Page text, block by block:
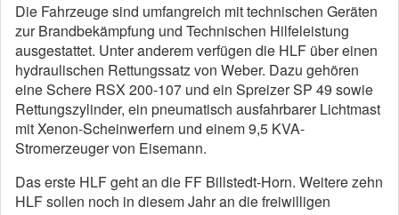
Die Fahrzeuge sind umfangreich mit technischen Geräten
zur Brandbekämpfung und Technischen Hilfeleistung
ausgestattet. Unter anderem verfügen die HLF über einen
hydraulischen Rettungssatz von Weber. Dazu gehören
eine Schere RSX 200-107 und ein Spreizer SP 49 sowie
Rettungszylinder, ein pneumatisch ausfahrbarer Lichtmast
mit Xenon-Scheinwerfern und einem 9,5 KVA-
Stromerzeuger von Eisemann.
Das erste HLF geht an die FF Billstedt-Horn. Weitere zehn
HLF sollen noch in diesem Jahr an die freiwilligen